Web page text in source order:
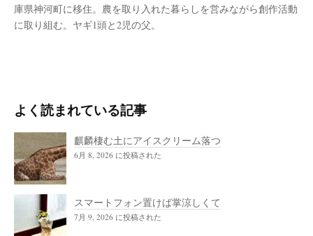
庫県神河町に移住。農を取り入れた暮らしを営みながら創作活動
に取り組む。ヤギ1頭と2児の父。
よく読まれている記事
麒麟棲む土にアイスクリーム落つ
6月 8, 2026 に投稿された
スマートフォン置けば掌涼しくて
7月 9, 2026 に投稿された